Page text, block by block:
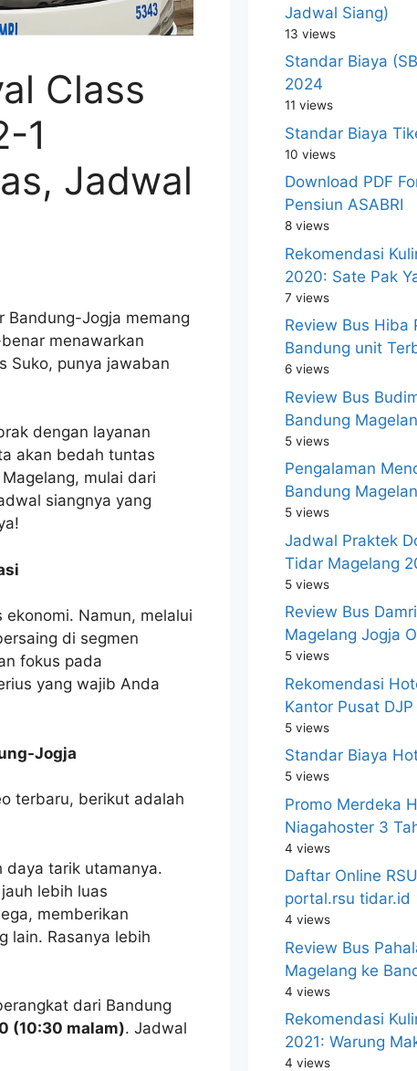
Class
1
Jadwal
Bandung-Jogja memang
menawarkan
Suko, punya jawaban
dengan layanan
akan bedah tuntas
mulai dari
siangnya yang
Namun, melalui
di segmen
fokus pada
yang wajib Anda
Jogja
terbaru, berikut adalah
daya tarik utamanya.
lebih luas
memberikan
lain. Rasanya lebih
dari Bandung
(10:30 malam). Jadwal
Jadwal Siang)
13 views
Standar Biaya
2024
11 views
Standar Biaya
10 views
Download PDF
Pensiun ASABRI
8 views
Rekomendasi
2020: Sate Pak
7 views
Review Bus Hiba
Bandung unit
6 views
Review Bus
Bandung
5 views
Pengalaman
Bandung
5 views
Jadwal Praktek
Tidar Magelang
5 views
Review Bus
Magelang Jogja
5 views
Rekomendasi
Kantor Pusat DJP
5 views
Standar Biaya
5 views
Promo Merdeka
Niagahoster 3
4 views
Daftar Online
portal.rsu tidar.id
4 views
Review Bus
Magelang ke
4 views
Rekomendasi
2021: Warung
4 views